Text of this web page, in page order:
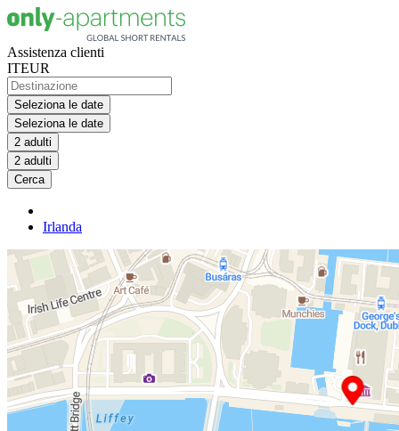
Assistenza clienti
ITEUR
Seleziona le date
Seleziona le date
2 adulti
2 adulti
Cerca
Irlanda